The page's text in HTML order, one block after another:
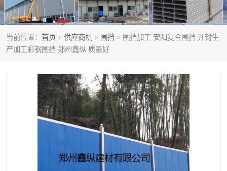
当前位置： 首页 > 供应商机 > 围挡 > 围挡加工 安阳复合围挡 开封生
产加工彩钢围挡 郑州鑫纵 质量好
PC多层板 PC耐力板
建筑围挡 楼层板
岩棉板 钢结构配件
彩钢板
生产加工单板复合围挡 市